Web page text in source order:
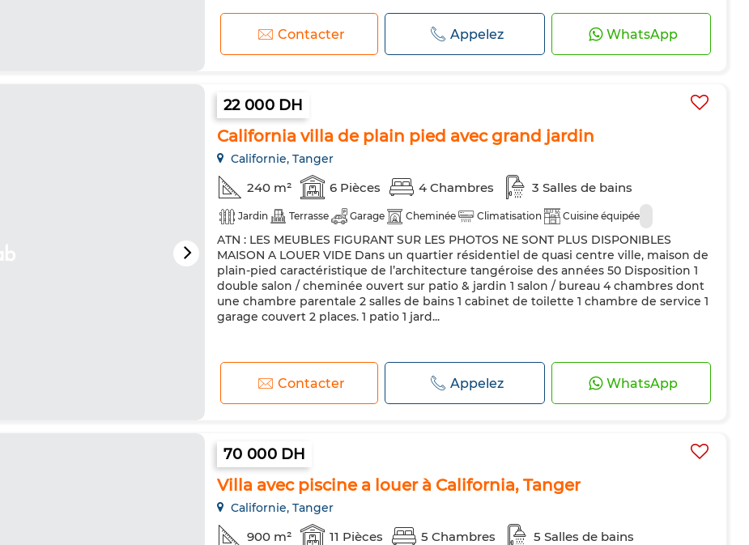
Contacter Appelez WhatsApp
22 000 DH
California villa de plain pied avec grand jardin
Californie, Tanger
240 m² 6 Pièces 4 Chambres 3 Salles de bains
Jardin Terrasse Garage Cheminée Climatisation Cuisine équipée
ATN : LES MEUBLES FIGURANT SUR LES PHOTOS NE SONT PLUS DISPONIBLES
MAISON A LOUER VIDE Dans un quartier résidentiel de quasi centre ville, maison de
plain-pied caractéristique de l’architecture tangéroise des années 50 Disposition 1
double salon / cheminée ouvert sur patio & jardin 1 salon / bureau 4 chambres dont
une chambre parentale 2 salles de bains 1 cabinet de toilette 1 chambre de service 1
garage couvert 2 places. 1 patio 1 jard...
Contacter Appelez WhatsApp
70 000 DH
Villa avec piscine a louer à California, Tanger
Californie, Tanger
900 m² 11 Pièces 5 Chambres 5 Salles de bains